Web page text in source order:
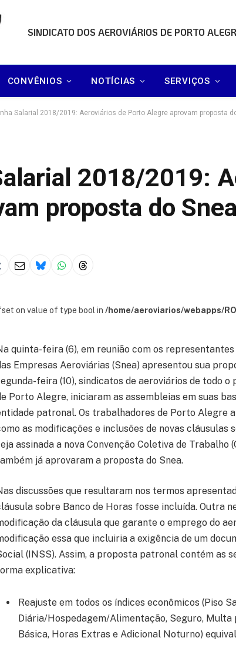
SINDICATO DOS AEROVIÁRIOS DE PORTO
CONVÊNIOS NOTÍCIAS SERVIÇOS
Salarial 2018/2019: Aeroviários de Porto Alegre aprovam proposta
2018/2019:
proposta do Snea
on value of type bool in /home/aeroviarios/webapps/
quinta-feira (6), em reunião com os
Empresas Aeroviárias (Snea) apresentou sua
feira (10), sindicatos de aeroviários de todo
Porto Alegre, iniciaram as assembleias em suas
patronal. Os trabalhadores de Porto Alegre
as modificações e inclusões de novas cláusulas
assinada a nova Convenção Coletiva de Trabalho
já aprovaram a proposta do Snea.
discussões que resultaram nos termos
sobre Banco de Horas fosse incluída. Outra
da cláusula que garante o emprego do
essa que incluiria a exigência de um
(INSS). Assim, a proposta patronal contém as
explicativa:
Reajuste em todos os índices econômicos (Piso
Diária/Hospedagem/Alimentação, Seguro, Multa
Básica, Horas Extras e Adicional Noturno)